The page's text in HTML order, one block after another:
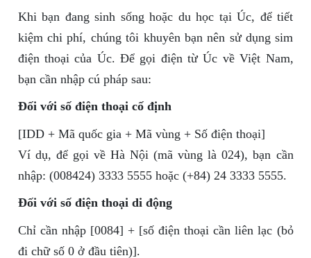
Khi bạn đang sinh sống hoặc du học tại Úc, để tiết
kiệm chi phí, chúng tôi khuyên bạn nên sử dụng sim
điện thoại của Úc. Để gọi điện từ Úc về Việt Nam,
bạn cần nhập cú pháp sau:
Đối với số điện thoại cố định
[IDD + Mã quốc gia + Mã vùng + Số điện thoại]
Ví dụ, để gọi về Hà Nội (mã vùng là 024), bạn cần
nhập: (008424) 3333 5555 hoặc (+84) 24 3333 5555.
Đối với số điện thoại di động
Chỉ cần nhập [0084] + [số điện thoại cần liên lạc (bỏ
đi chữ số 0 ở đầu tiên)].